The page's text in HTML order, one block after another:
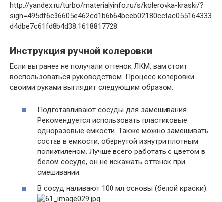
http://yandex.ru/turbo/materialyinfo.ru/s/kolerovka-kraski/?
sign=495df6c36605e462cd1b6b64bceb02180ccfac055164333
d4dbe7c61fd8b4d38:1618817728
Инструкция ручной колеровки
Если вы ранее не получали оттенок ЛКМ, вам стоит
воспользоваться руководством. Процесс колеровки
своими руками выглядит следующим образом:
Подготавливают сосуды для замешивания.
Рекомендуется использовать пластиковые
одноразовые емкости. Также можно замешивать
состав в емкости, обернутой изнутри плотным
полиэтиленом. Лучше всего работать с цветом в
белом сосуде, он не искажать оттенок при
смешивании.
В сосуд наливают 100 мл основы (белой краски).